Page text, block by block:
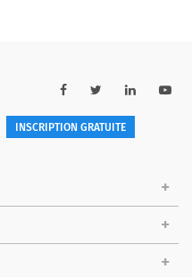
INSCRIPTION GRATUITE